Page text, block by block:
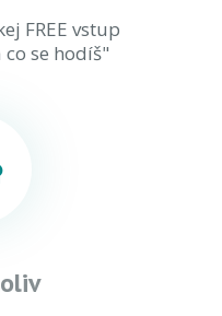
FREE vstup
se hodíš"